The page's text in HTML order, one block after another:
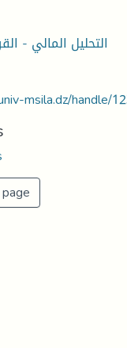
التحليل المالي -
msila.dz/handle/